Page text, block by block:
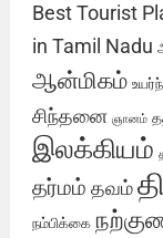
Best Tourist
in Tamil Nadu
ஆன்மிகம்
சிந்தனை ஞானம்
இலக்கியம்
தர்மம் தவம்
நம்பிக்கை